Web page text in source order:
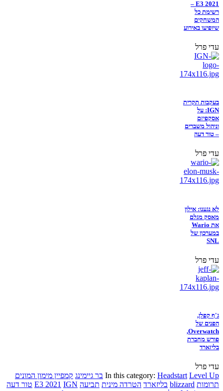
E3 2021 –
רשימת כל
המשחקים
שיופיעו באירוע
עדי פרל
בעקבות תקרית
IGN: על
אסקפיזם
וניהול משברים
– טור דעה
עדי פרל
לא נגענו: אילון
מאסק מגלם
את Wario
במערכון של
SNL
עדי פרל
ג'ף קפלן,
הפנים של
Overwatch,
פורש מחברת
בליזארד
עדי פרל
In this category: Headstart Level Up בר גיימינג קמפיין מימון המונים
תרומות blizzard בליזארד הטרדה מינית תביעה E3 2021 IGN
טור דעה